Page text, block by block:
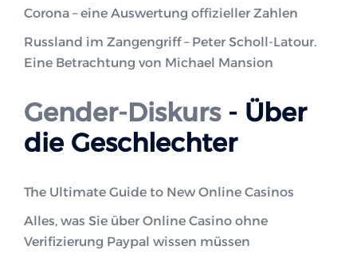
Corona – eine Auswertung offizieller Zahlen
Russland im Zangengriff – Peter Scholl-Latour.
Eine Betrachtung von Michael Mansion
Gender-Diskurs- Über
die Geschlechter
The Ultimate Guide to New Online Casinos
Alles, was Sie über Online Casino ohne
Verifizierung Paypal wissen müssen